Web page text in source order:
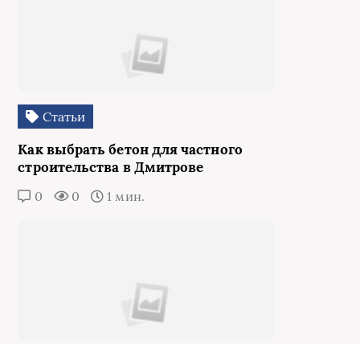
Статьи
Как выбрать бетон для частного
строительства в Дмитрове
0 0 1 мин.